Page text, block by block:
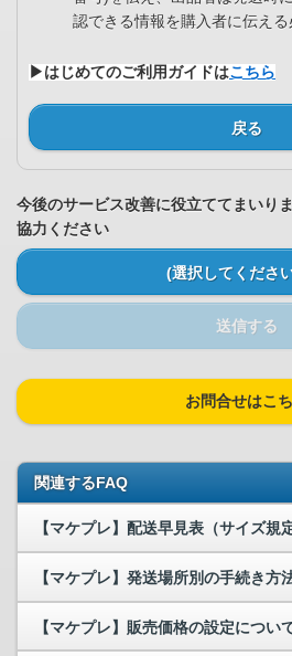
認できる情報を購入者に伝える
▶はじめてのご利用ガイドはこちら
戻る
今後のサービス改善に役立ててまいり
協力ください
(選択してくださ
送信する
お問合せはこ
関連するFAQ
【マケプレ】配送早見表（サイズ規
【マケプレ】発送場所別の手続き方
【マケプレ】販売価格の設定につい